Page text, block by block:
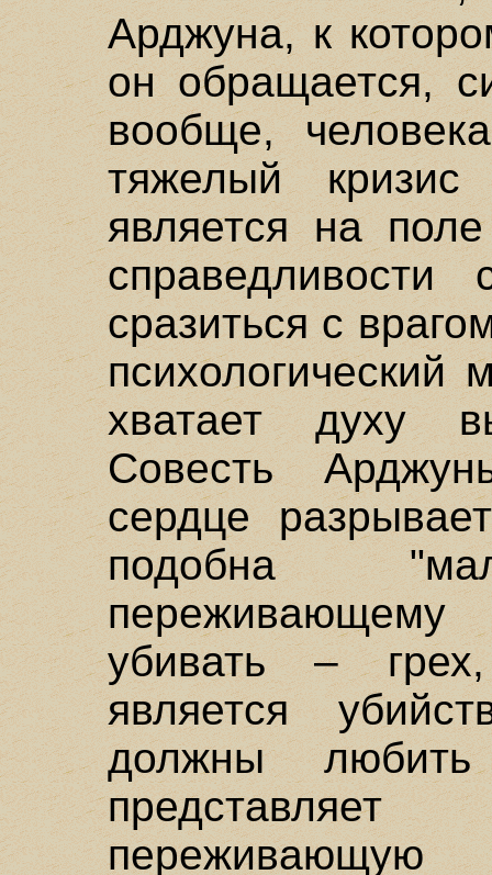
Арджуна, к
он обращается,
вообще,
тяжелый
является на
сразиться с
психологический
хватает духу
Совесть
сердце
подобна
убивать –
является
должны
переживающую